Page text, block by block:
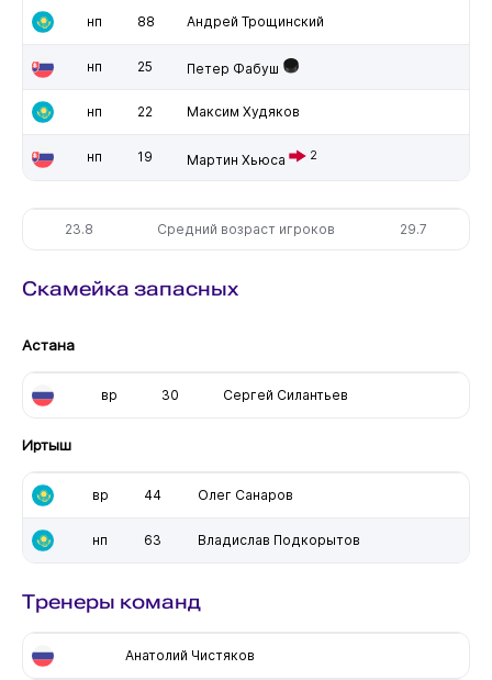
нп 88 Андрей Трощинский
нп 25 Петер Фабуш
нп 22 Максим Худяков
нп 19 Мартин Хьюса 2
23.8 Средний возраст игроков 29.7
Скамейка запасных
Астана
вр 30 Сергей Силантьев
Иртыш
вр 44 Олег Санаров
нп 63 Владислав Подкорытов
Тренеры команд
Анатолий Чистяков